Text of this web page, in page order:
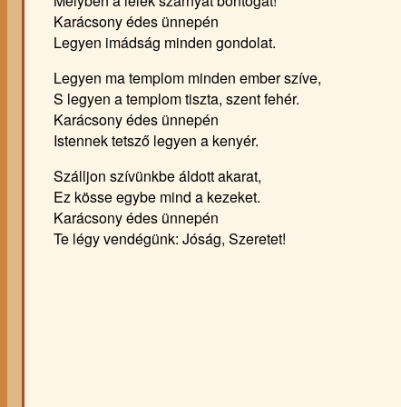
Karácsony édes ünnepén
Legyen imádság minden gondolat.
Legyen ma templom minden ember szíve,
S legyen a templom tiszta, szent fehér.
Karácsony édes ünnepén
Istennek tetsző legyen a kenyér.
Szálljon szívünkbe áldott akarat,
Ez kösse egybe mind a kezeket.
Karácsony édes ünnepén
Te légy vendégünk: Jóság, Szeretet!